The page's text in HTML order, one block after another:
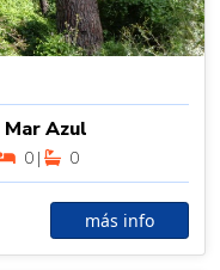
Mar Azul
0 | 0
más info